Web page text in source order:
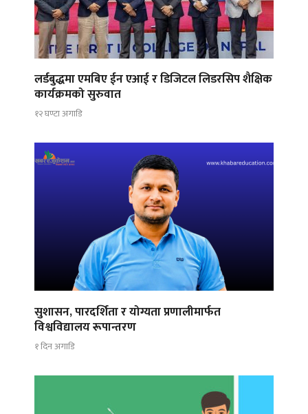
लर्डबुद्धमा एमबिए ईन एआई र डिजिटल लिडरसिप शैक्षिक
कार्यक्रमको सुरुवात
१२ घण्टा अगाडि
सुशासन, पारदर्शिता र योग्यता प्रणालीमार्फत
विश्वविद्यालय रूपान्तरण
१ दिन अगाडि